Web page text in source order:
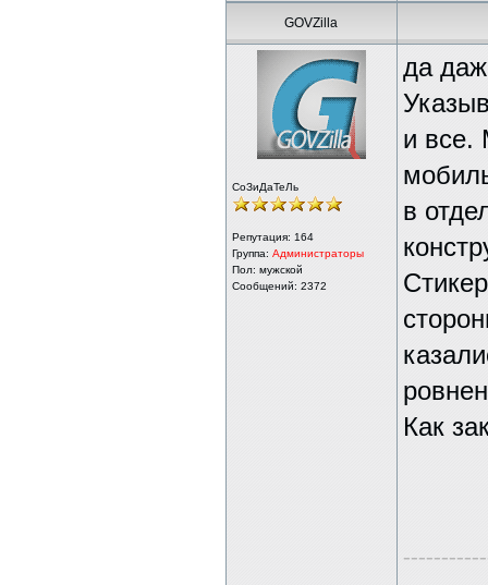
GOVZilla
СоЗиДаТеЛь
Репутация: 164
Группа: Администраторы
Пол: мужской
Сообщений: 2372
да
и все.
в
Как